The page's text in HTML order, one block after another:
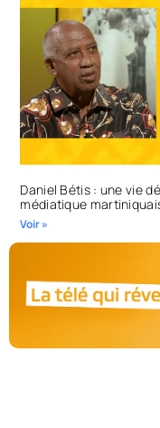
Daniel Bétis : une vie
médiatique
Voir »